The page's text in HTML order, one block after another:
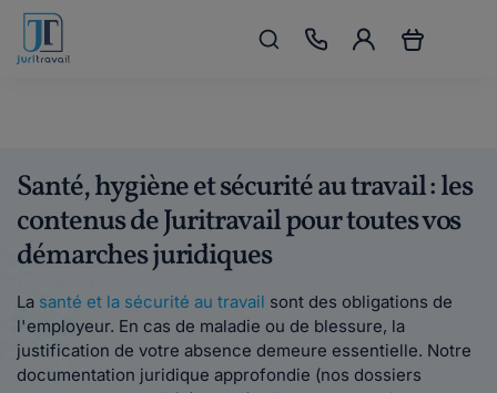
Santé, hygiène et sécurité au travail : les
contenus de Juritravail pour toutes vos
démarches juridiques
La santé et la sécurité au travail sont des obligations de
l'employeur. En cas de maladie ou de blessure, la
justification de votre absence demeure essentielle. Notre
documentation juridique approfondie (nos dossiers